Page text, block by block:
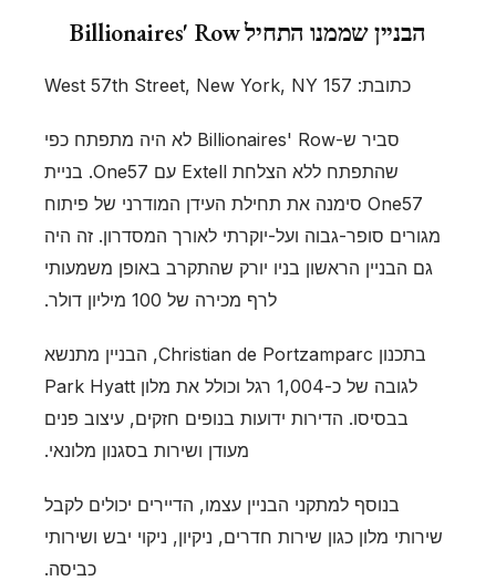
הבניין שממנו התחיל Billionaires' Row
כתובת: 157 West 57th Street, New York, NY
סביר ש-Billionaires' Row לא היה מתפתח כפי
שהתפתח ללא הצלחת Extell עם One57. בניית
One57 סימנה את תחילת העידן המודרני של פיתוח
מגורים סופר-גבוה ועל-יוקרתי לאורך המסדרון. זה היה
גם הבניין הראשון בניו יורק שהתקרב באופן משמעותי
לרף מכירה של 100 מיליון דולר.
בתכנון Christian de Portzamparc, הבניין מתנשא
לגובה של כ-1,004 רגל וכולל את מלון Park Hyatt
בבסיסו. הדירות ידועות בנופים חזקים, עיצוב פנים
מעודן ושירות בסגנון מלונאי.
בנוסף למתקני הבניין עצמו, הדיירים יכולים לקבל
שירותי מלון כגון שירות חדרים, ניקיון, ניקוי יבש ושירותי
כביסה.